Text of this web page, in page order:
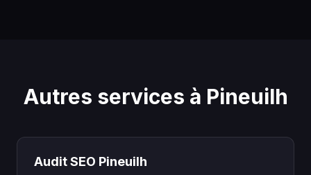
Autres services à Pineuilh
Audit SEO Pineuilh